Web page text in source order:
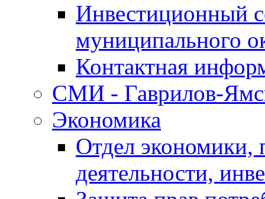
Инвестиционный
муниципального
Контактная
СМИ - Гаврилов-
Экономика
Отдел экономики,
деятельности,